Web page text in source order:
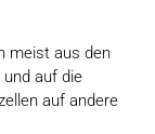
meist aus den
auf die
auf andere